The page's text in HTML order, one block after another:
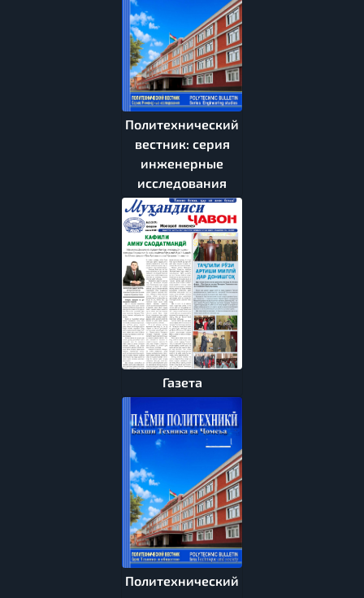
Политехнический
вестник: серия
инженерные
исследования
Газета
Политехнический